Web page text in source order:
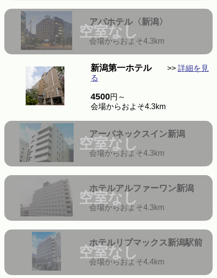
空室なし
アパホテル〈新潟〉
会場からおよそ4.3km
新潟第一ホテル>> 詳細を見
る
4500円～
会場からおよそ4.3km
空室なし
アーバネックスイン新潟
会場からおよそ4.3km
空室なし
ホテルアルファーワン新潟
会場からおよそ4.3km
空室なし
ホテルリブマックス新潟駅前
会場からおよそ4.4km